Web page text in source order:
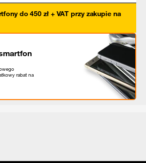
do 450 zł + VAT przy zakupie na
rabat na